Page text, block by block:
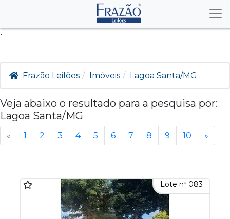
.
Frazão Leilões Imóveis Lagoa Santa/MG
Veja abaixo o resultado para a pesquisa por:
Lagoa Santa/MG
« 1 2 3 4 5 6 7 8 9 10 »
Lote nº 083